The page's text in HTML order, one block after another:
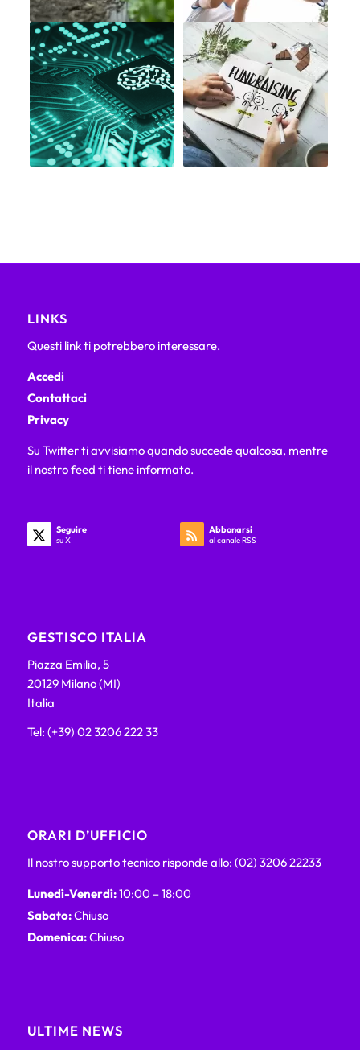
LINKS
Questi link ti potrebbero interessare.
Accedi
Contattaci
Privacy
Su Twitter ti avvisiamo quando succede qualcosa, mentre
il nostro feed ti tiene informato.
Seguire
su X
Abbonarsi
al canale RSS
GESTISCO ITALIA
Piazza Emilia, 5
20129 Milano (MI)
Italia
Tel: (+39) 02 3206 222 33
ORARI D’UFFICIO
Il nostro supporto tecnico risponde allo: (02) 3206 22233
Lunedì-Venerdì:10:00 – 18:00
Sabato:Chiuso
Domenica:Chiuso
ULTIME NEWS